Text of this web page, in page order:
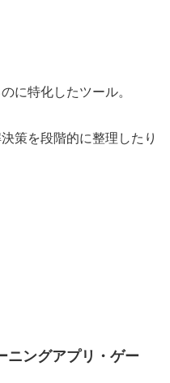
に特化したツール。
策を段階的に整理したり
ニングアプリ・ゲー